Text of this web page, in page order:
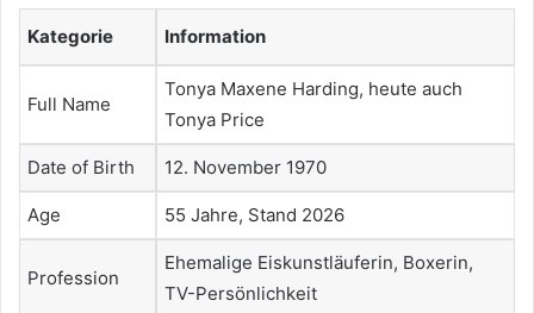
Kategorie Information
Full Name
Tonya Maxene Harding, heute auch
Tonya Price
Date of Birth 12. November 1970
Age 55 Jahre, Stand 2026
Profession
Ehemalige Eiskunstläuferin, Boxerin,
TV-Persönlichkeit